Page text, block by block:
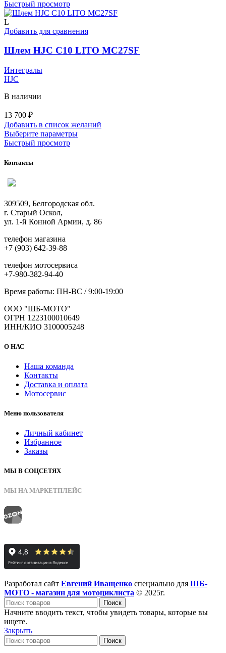
имеет
вариаций.
можно
Быстрый просмотр
L
Добавить для сравнения
Шлем HJC C10 LITO MC27SF
Интегралы
HJC
В наличии
13 700 ₽
Добавить в список желаний
Выберите параметрыЭтот
на
товара.
Быстрый просмотр
Контакты
309509, Белгородская обл.
г. Старый Оскол,
ул. 1-й Конной Армии, д. 86
телефон магазина
+7 (903) 642-39-88
телефон мотосервиса
+7-980-382-94-40
Время работы: ПН-ВС / 9:00-19:00
ООО "ШБ-МОТО"
ОГРН 1223100010649
ИНН/КИО 3100005248
О НАС
Наша команда
Контакты
Доставка и оплата
Мотосервис
Меню пользователя
Личный кабинет
Избранное
Заказы
МЫ В СОЦСЕТЯХ
МЫ НА МАРКЕТПЛЕЙС
Разработал сайт Евгений Иващенко специально для ШБ-
МОТО - магазин для мотоциклиста © 2025г.
Поиск
Начните вводить текст, чтобы увидеть товары, которые вы
ищете.
Закрыть
Поиск